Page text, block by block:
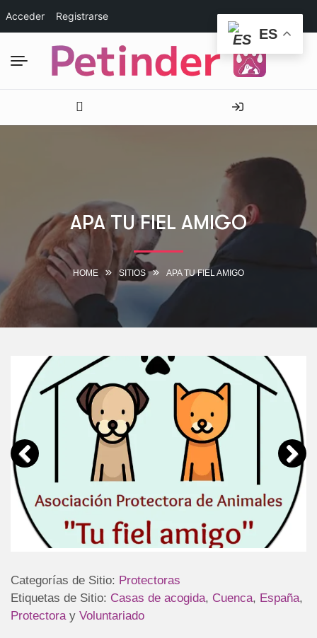
Acceder Registrarse
APA TU FIEL AMIGO
HOME SITIOS APA TU FIEL AMIGO
Categorías de Sitio: Protectoras
Etiquetas de Sitio: Casas de acogida, Cuenca, España,
Protectora y Voluntariado
ES